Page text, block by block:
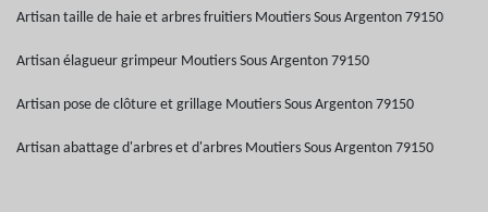
Artisan taille de haie et arbres fruitiers Moutiers Sous Argenton 79150
Artisan élagueur grimpeur Moutiers Sous Argenton 79150
Artisan pose de clôture et grillage Moutiers Sous Argenton 79150
Artisan abattage d'arbres et d'arbres Moutiers Sous Argenton 79150